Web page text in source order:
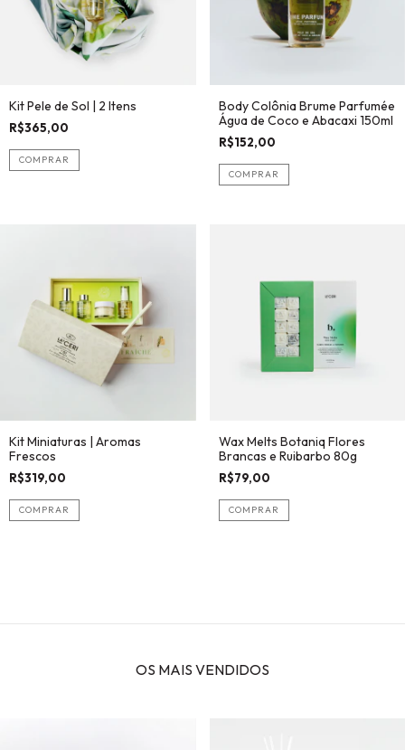
Kit Pele de Sol | 2 Itens
R$365,00
Body Colônia Brume Parfumée
Água de Coco e Abacaxi 150ml
R$152,00
Kit Miniaturas | Aromas
Frescos
R$319,00
Wax Melts Botaniq Flores
Brancas e Ruibarbo 80g
R$79,00
OS MAIS VENDIDOS